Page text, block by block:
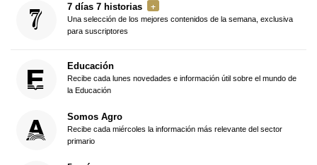
7 días 7 historias
Una selección de los mejores contenidos de la semana, exclusiva
para suscriptores
Educación
Recibe cada lunes novedades e información útil sobre el mundo de
la Educación
Somos Agro
Recibe cada miércoles la información más relevante del sector
primario